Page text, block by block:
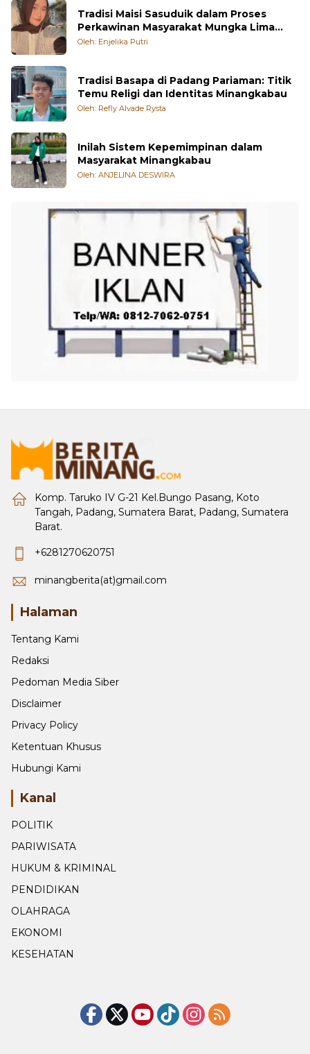
Tradisi Maisi Sasuduik dalam Proses
Perkawinan Masyarakat Mungka Lima
Puluh Kota
Oleh: Enjelika Putri
Tradisi Basapa di Padang Pariaman: Titik
Temu Religi dan Identitas Minangkabau
Oleh: Refly Alvade Rysta
Inilah Sistem Kepemimpinan dalam
Masyarakat Minangkabau
Oleh: ANJELINA DESWIRA
Komp. Taruko IV G-21 Kel.Bungo Pasang, Koto
Tangah, Padang, Sumatera Barat, Padang, Sumatera
Barat.
+6281270620751
minangberita(at)gmail.com
Halaman
Tentang Kami
Redaksi
Pedoman Media Siber
Disclaimer
Privacy Policy
Ketentuan Khusus
Hubungi Kami
Kanal
POLITIK
PARIWISATA
HUKUM & KRIMINAL
PENDIDIKAN
OLAHRAGA
EKONOMI
KESEHATAN